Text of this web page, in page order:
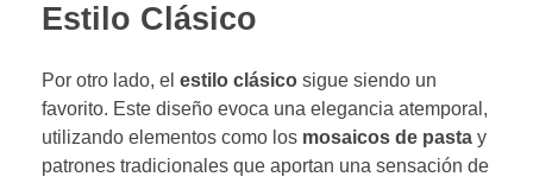
Estilo Clásico
Por otro lado, el estilo clásico sigue siendo un
favorito. Este diseño evoca una elegancia atemporal,
utilizando elementos como los mosaicos de pasta y
patrones tradicionales que aportan una sensación de